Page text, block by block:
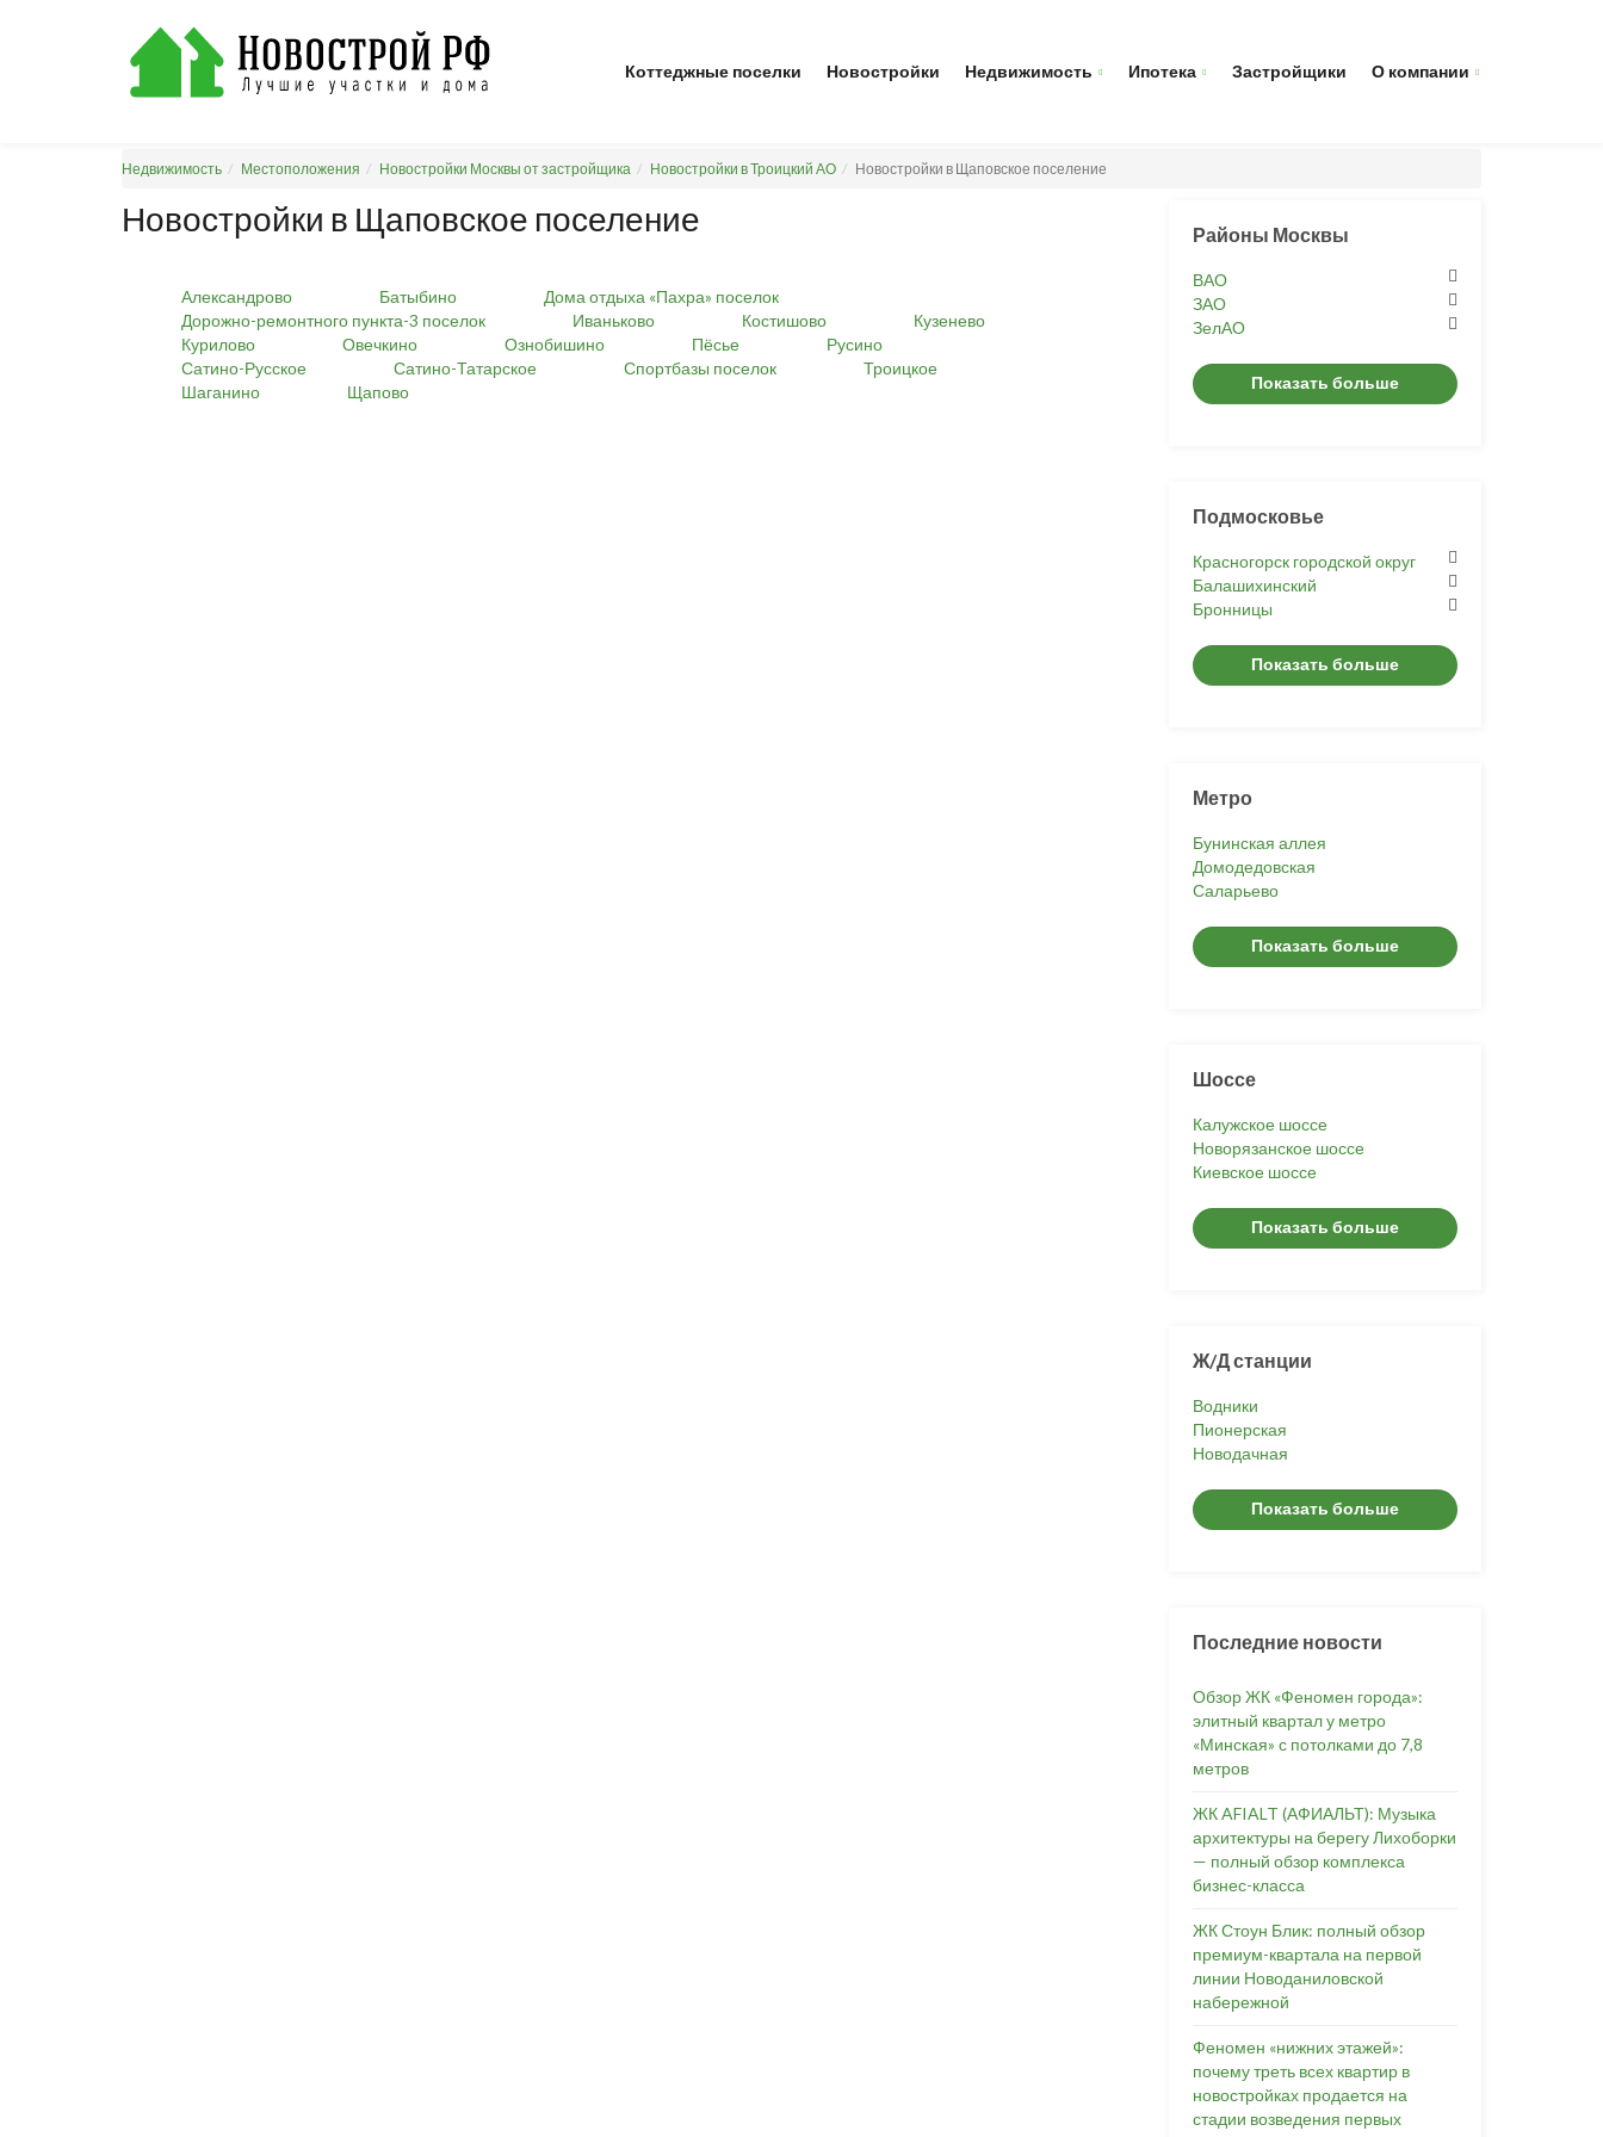
Коттеджные поселки Новостройки Недвижимость Ипотека Застройщики О компании
Недвижимость Местоположения Новостройки Москвы от застройщика Новостройки в Троицкий АО Новостройки в Щаповское поселение
Новостройки в Щаповское поселение
Александрово Батыбино
Дома отдыха «Пахра» поселок
Дорожно-ремонтного пункта-3 поселок
Иваньково Костишово
Кузенево
Курилово
Овечкино Ознобишино Пёсье
Русино
Сатино-Русское
Сатино-Татарское Спортбазы поселок
Троицкое
Шаганино
Щапово
Районы Москвы
ВАО
ЗАО
ЗелАО
Показать больше
Подмосковье
Красногорск городской округ
Балашихинский
Бронницы
Показать больше
Метро
Бунинская аллея
Домодедовская
Саларьево
Показать больше
Шоссе
Калужское шоссе
Новорязанское шоссе
Киевское шоссе
Показать больше
Ж/Д станции
Водники
Пионерская
Новодачная
Показать больше
Последние новости
Обзор ЖК «Феномен города»:
элитный квартал у метро
«Минская» с потолками до 7,8
метров
ЖК AFIALT (АФИАЛЬТ): Музыка
архитектуры на берегу Лихоборки
— полный обзор комплекса
бизнес-класса
ЖК Стоун Блик: полный обзор
премиум-квартала на первой
линии Новоданиловской
набережной
Феномен «нижних этажей»:
почему треть всех квартир в
новостройках продается на
стадии возведения первых